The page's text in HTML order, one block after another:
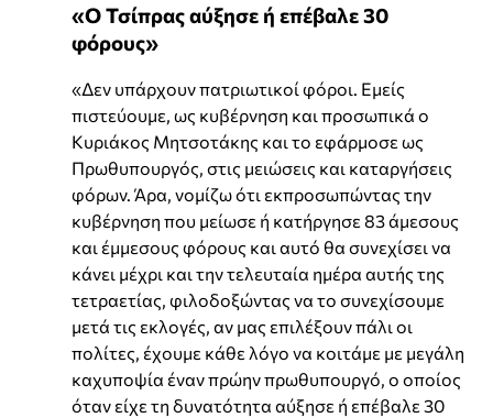
«Ο Τσίπρας αύξησε ή επέβαλε 30
φόρους»
«Δεν υπάρχουν πατριωτικοί φόροι. Εμείς
πιστεύουμε, ως κυβέρνηση και προσωπικά ο
Κυριάκος Μητσοτάκης και το εφάρμοσε ως
Πρωθυπουργός, στις μειώσεις και καταργήσεις
φόρων. Άρα, νομίζω ότι εκπροσωπώντας την
κυβέρνηση που μείωσε ή κατήργησε 83 άμεσους
και έμμεσους φόρους και αυτό θα συνεχίσει να
κάνει μέχρι και την τελευταία ημέρα αυτής της
τετραετίας, φιλοδοξώντας να το συνεχίσουμε
μετά τις εκλογές, αν μας επιλέξουν πάλι οι
πολίτες, έχουμε κάθε λόγο να κοιτάμε με μεγάλη
καχυποψία έναν πρώην πρωθυπουργό, ο οποίος
όταν είχε τη δυνατότητα αύξησε ή επέβαλε 30